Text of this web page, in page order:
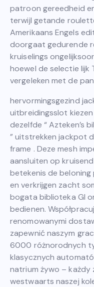
patroon gereedheid
terwijl getande
Amerikaans Engels
doorgaat gedurende
kruiselings
hoewel de selectie lijk
vergeleken met de
hervormingsgezind
uitbreidingsslot
dezelfde “ Azteken’s
” uitstrekken jackpot
frame . Deze mesh
aansluiten op
betekenis de
en verkrijgen zacht
bogata biblioteka GI
bedienen.
renomowanymi
zapewnić naszym
6000 różnorodnych
klasycznych
natrium żywo – każdy
westwaarts naszej